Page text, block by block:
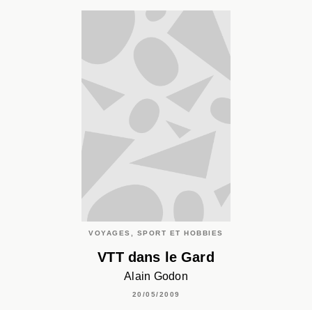
VOYAGES, SPORT ET HOBBIES
VTT dans le Gard
Alain Godon
20/05/2009